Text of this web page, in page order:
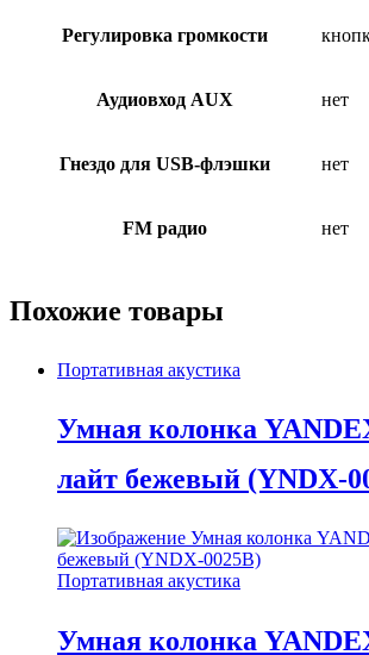
Регулировка громкости
Аудиовход AUX нет
Гнездо для USB-флэшки нет
FM радио нет
Похожие товары
Портативная акустика
Умная колонка
лайт бежевый (YNDX-
Портативная акустика
Умная колонка